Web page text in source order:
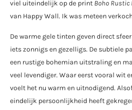
viel uiteindelijk op de print Boho Rustic
van Happy Wall. Ik was meteen
De warme gele tinten geven direct
iets zonnigs en gezelligs. De subtiele
een rustige bohemian uitstraling en
veel levendiger. Waar eerst vooral wit
voelt het nu warm en uitnodigend.
eindelijk persoonlijkheid heeft